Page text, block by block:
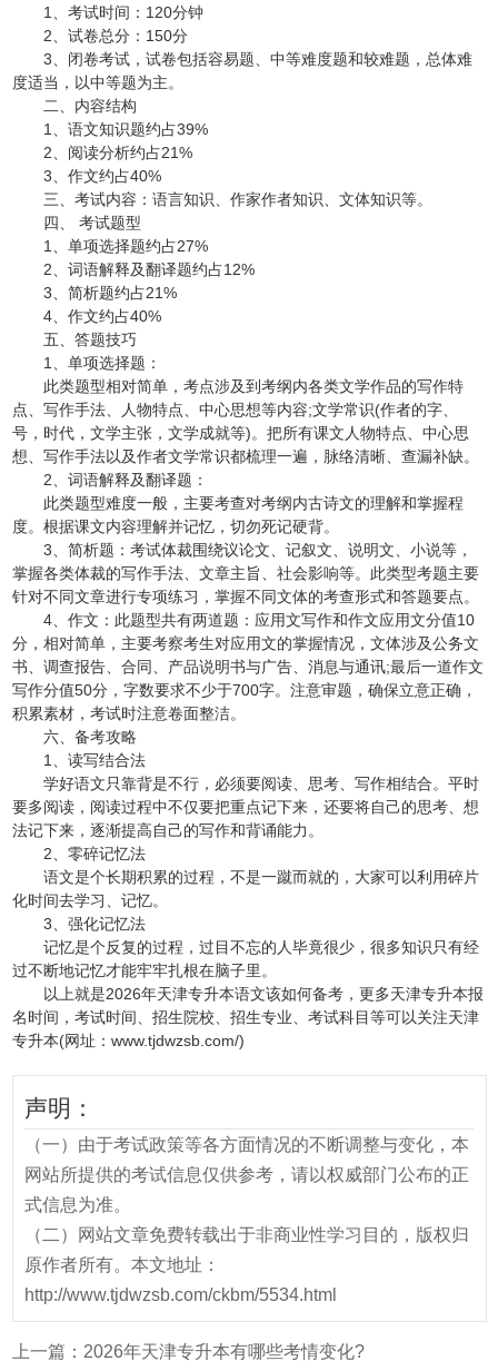
1、考试时间：120分钟
2、试卷总分：150分
3、闭卷考试，试卷包括容易题、中等难度题和较难题，总体难
度适当，以中等题为主。
二、内容结构
1、语文知识题约占39%
2、阅读分析约占21%
3、作文约占40%
三、考试内容：语言知识、作家作者知识、文体知识等。
四、 考试题型
1、单项选择题约占27%
2、词语解释及翻译题约占12%
3、简析题约占21%
4、作文约占40%
五、答题技巧
1、单项选择题：
此类题型相对简单，考点涉及到考纲内各类文学作品的写作特
点、写作手法、人物特点、中心思想等内容;文学常识(作者的字、
号，时代，文学主张，文学成就等)。把所有课文人物特点、中心思
想、写作手法以及作者文学常识都梳理一遍，脉络清晰、查漏补缺。
2、词语解释及翻译题：
此类题型难度一般，主要考查对考纲内古诗文的理解和掌握程
度。根据课文内容理解并记忆，切勿死记硬背。
3、简析题：考试体裁围绕议论文、记叙文、说明文、小说等，
掌握各类体裁的写作手法、文章主旨、社会影响等。此类型考题主要
针对不同文章进行专项练习，掌握不同文体的考查形式和答题要点。
4、作文：此题型共有两道题：应用文写作和作文应用文分值10
分，相对简单，主要考察考生对应用文的掌握情况，文体涉及公务文
书、调查报告、合同、产品说明书与广告、消息与通讯;最后一道作文
写作分值50分，字数要求不少于700字。注意审题，确保立意正确，
积累素材，考试时注意卷面整洁。
六、备考攻略
1、读写结合法
学好语文只靠背是不行，必须要阅读、思考、写作相结合。平时
要多阅读，阅读过程中不仅要把重点记下来，还要将自己的思考、想
法记下来，逐渐提高自己的写作和背诵能力。
2、零碎记忆法
语文是个长期积累的过程，不是一蹴而就的，大家可以利用碎片
化时间去学习、记忆。
3、强化记忆法
记忆是个反复的过程，过目不忘的人毕竟很少，很多知识只有经
过不断地记忆才能牢牢扎根在脑子里。
以上就是2026年天津专升本语文该如何备考，更多天津专升本报
名时间，考试时间、招生院校、招生专业、考试科目等可以关注天津
专升本(网址：www.tjdwzsb.com/)
声明：
（一）由于考试政策等各方面情况的不断调整与变化，本
网站所提供的考试信息仅供参考，请以权威部门公布的正
式信息为准。
（二）网站文章免费转载出于非商业性学习目的，版权归
原作者所有。本文地址：
http://www.tjdwzsb.com/ckbm/5534.html
上一篇： 2026年天津专升本有哪些考情变化?